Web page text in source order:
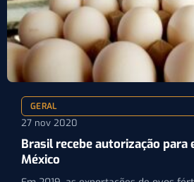
GERAL
27 nov 2020
Brasil recebe autorização para
México